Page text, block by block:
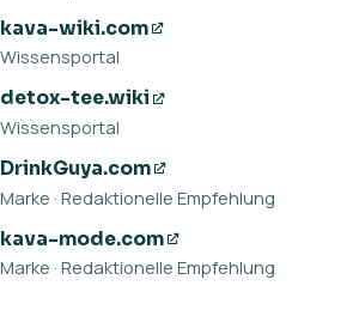
kava-wiki.com
Wissensportal
detox-tee.wiki
Wissensportal
DrinkGuya.com
Marke · Redaktionelle Empfehlung
kava-mode.com
Marke · Redaktionelle Empfehlung